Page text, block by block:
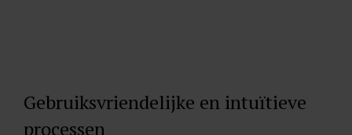
Gebruiksvriendelijke en intuïtieve
processen